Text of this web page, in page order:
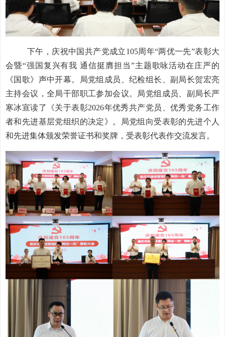
下午， 庆祝中国共产党成立105周年“两优一先”表彰大
会暨“强国复兴有我 通信挺膺担当”主题歌咏活动在庄严的
《国歌》声中开幕。局党组成员、纪检组长、副局长贺宏亮
主持会议，全局干部职工参加会议。局党组成员、副局长严
寒冰宣读了《关于表彰2026年优秀共产党员、优秀党务工作
者和先进基层党组织的决定》。局党组向受表彰的先进个人
和先进集体颁发荣誉证书和奖牌，受表彰代表作交流发言。